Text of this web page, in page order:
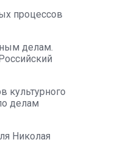
процессов
делам.
культурного
делам
Николая